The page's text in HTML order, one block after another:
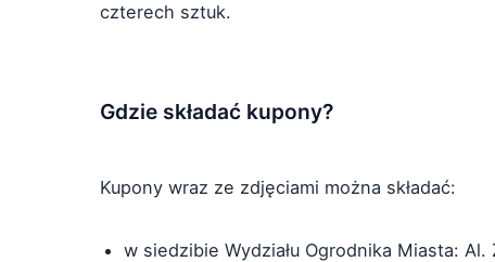
czterech sztuk.
Gdzie składać kupony?
Kupony wraz ze zdjęciami można składać:
w siedzibie Wydziału Ogrodnika Miasta: Al.